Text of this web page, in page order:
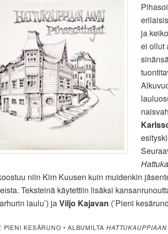
ja
ei ollut
niin Kim Kuusen kuin muidenkin
Teksteinä käytettiin lisäksi
laulu’) jaViljo Kajavan (’Pieni
PIENI KESÄRUNO • ALBUMILTA